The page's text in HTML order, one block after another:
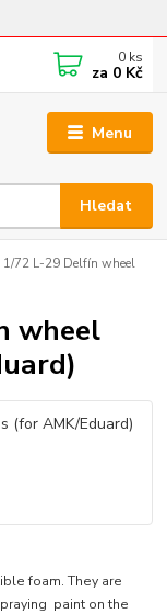
Menu
Hledat
0 ks
za 0 Kč
72 L-29 Delfín wheel
wheel
foam. They are
paint on the